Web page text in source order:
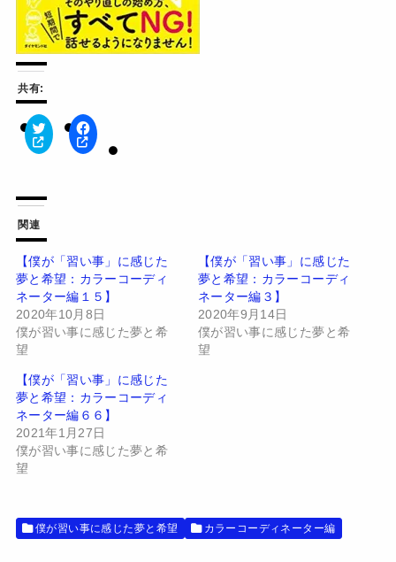
共有:
ク
リ
て
T
w
i
t
t
e
r
共
有
(
新
ウ
ィ
ン
ド
ウ
で
開
き
F
a
有
す
る
に
は
ク
リ
ッ
て
く
だ
さ
い
(
新
し
ウ
で
開
関連
【僕が「習い事」に感じた
夢と希望：カラーコーディ
ネーター編１５】
2020年10月8日
僕が習い事に感じた夢と希
望
【僕が「習い事」に感じた
夢と希望：カラーコーディ
ネーター編３】
2020年9月14日
僕が習い事に感じた夢と希
望
【僕が「習い事」に感じた
夢と希望：カラーコーディ
ネーター編６６】
2021年1月27日
僕が習い事に感じた夢と希
望
僕が習い事に感じた夢と希望 カラーコーディネーター編